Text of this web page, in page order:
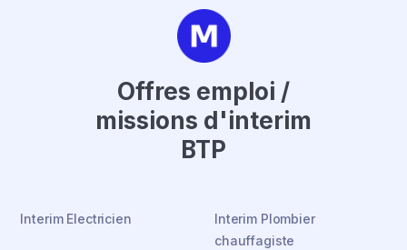
Offres emploi /
missions d'interim
BTP
Interim Electricien
Interim Plombier
chauffagiste